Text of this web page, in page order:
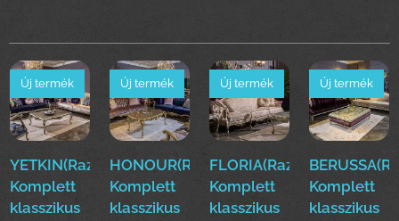
YETKIN(Razg)
Komplett
klasszikus
Új termék
HONOUR(Razg)
Komplett
klasszikus
Új termék
FLORIA(Razg)
Komplett
klasszikus
Új termék
Komplett
klasszikus
Új termék